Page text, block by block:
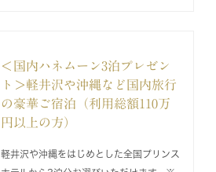
＜国内ハネムーン3泊プレゼン
ト＞軽井沢や沖縄など国内旅行
の豪華ご宿泊（利用総額110万
円以上の方）
軽井沢や沖縄をはじめとした全国プリンス